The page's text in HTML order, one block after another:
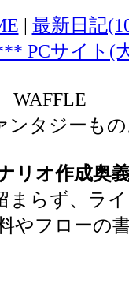
| 最新日記
PCサイト(
WAFFLE
ンタジーもの
リオ作成奥
まらず、ラ
やフローの